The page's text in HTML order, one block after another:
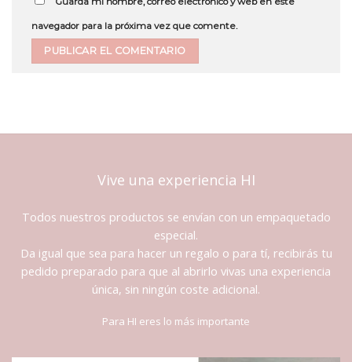
navegador para la próxima vez que comente.
Vive una experiencia HI
Todos nuestros productos se envían con un empaquetado
especial.
Da igual que sea para hacer un regalo o para tí, recibirás tu
pedido preparado para que al abrirlo vivas una experiencia
única, sin ningún coste adicional.
Para HI eres lo más importante